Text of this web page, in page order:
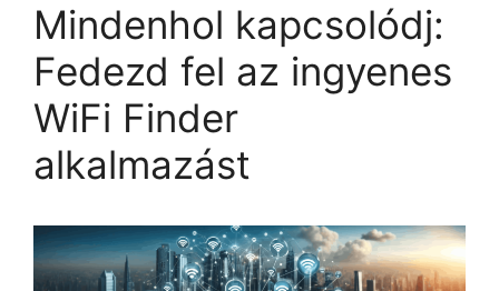
Mindenhol kapcsolódj:
Fedezd fel az ingyenes
WiFi Finder
alkalmazást